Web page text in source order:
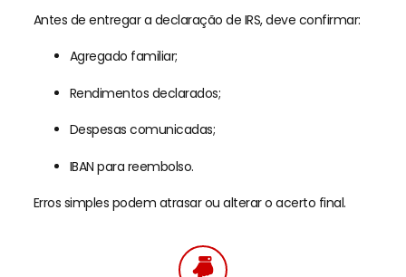
Antes de entregar a declaração de IRS, deve confirmar:
Agregado familiar;
Rendimentos declarados;
Despesas comunicadas;
IBAN para reembolso.
Erros simples podem atrasar ou alterar o acerto final.